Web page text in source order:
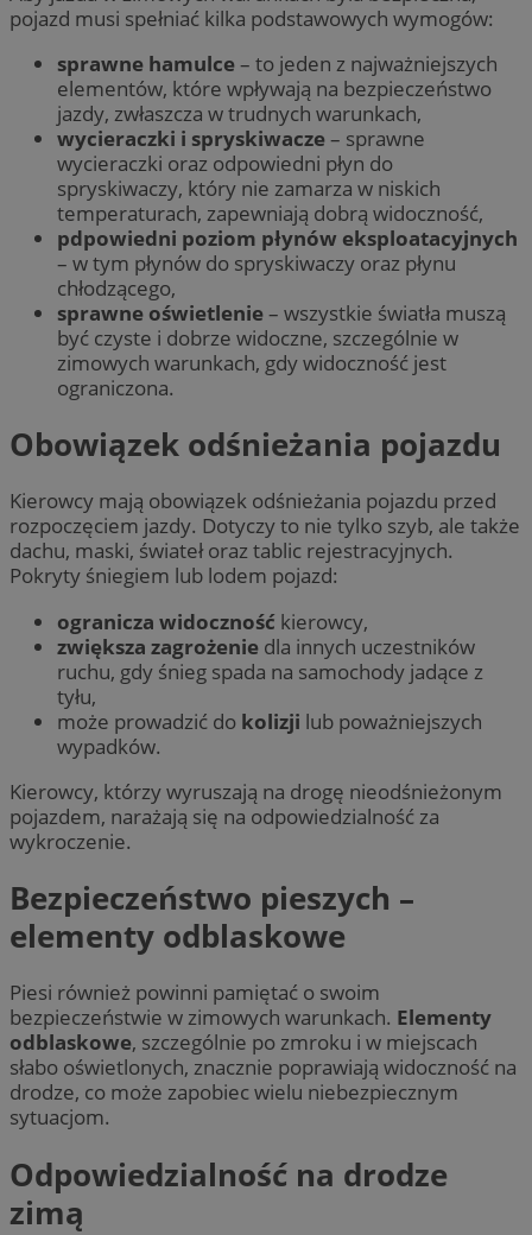
pojazd musi spełniać kilka podstawowych wymogów:
sprawne hamulce– to jeden z najważniejszych
elementów, które wpływają na bezpieczeństwo
jazdy, zwłaszcza w trudnych warunkach,
wycieraczki i spryskiwacze– sprawne
wycieraczki oraz odpowiedni płyn do
spryskiwaczy, który nie zamarza w niskich
temperaturach, zapewniają dobrą widoczność,
pdpowiedni poziom płynów eksploatacyjnych
– w tym płynów do spryskiwaczy oraz płynu
chłodzącego,
sprawne oświetlenie– wszystkie światła muszą
być czyste i dobrze widoczne, szczególnie w
zimowych warunkach, gdy widoczność jest
ograniczona.
Obowiązek odśnieżania pojazdu
Kierowcy mają obowiązek odśnieżania pojazdu przed
rozpoczęciem jazdy. Dotyczy to nie tylko szyb, ale także
dachu, maski, świateł oraz tablic rejestracyjnych.
Pokryty śniegiem lub lodem pojazd:
ogranicza widoczność kierowcy,
zwiększa zagrożenie dla innych uczestników
ruchu, gdy śnieg spada na samochody jadące z
tyłu,
może prowadzić do kolizji lub poważniejszych
wypadków.
Kierowcy, którzy wyruszają na drogę nieodśnieżonym
pojazdem, narażają się na odpowiedzialność za
wykroczenie.
Bezpieczeństwo pieszych –
elementy odblaskowe
Piesi również powinni pamiętać o swoim
bezpieczeństwie w zimowych warunkach. Elementy
odblaskowe, szczególnie po zmroku i w miejscach
słabo oświetlonych, znacznie poprawiają widoczność na
drodze, co może zapobiec wielu niebezpiecznym
sytuacjom.
Odpowiedzialność na drodze
zimą